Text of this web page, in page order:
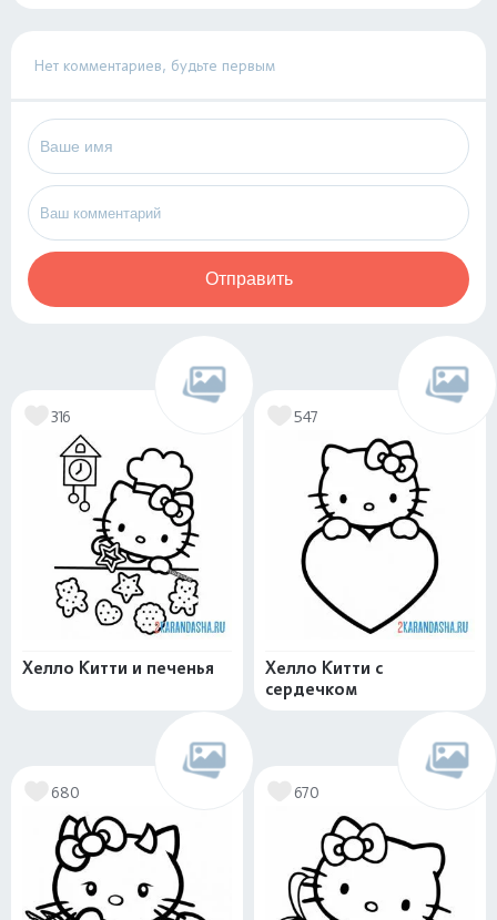
Нет комментариев, будьте первым
Отправить
316
Хелло Китти и печенья
547
Хелло Китти с
сердечком
680 670